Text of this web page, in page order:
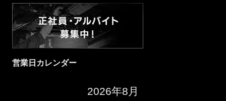
営業日カレンダー
2026年8月